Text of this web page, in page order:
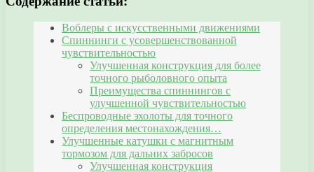
Воблеры с искусственными движениями
Спиннинги с усовершенствованной
чувствительностью
Улучшенная конструкция для более
точного рыболовного опыта
Преимущества спиннингов с
улучшенной чувствительностью
Беспроводные эхолоты для точного
определения местонахождения…
Улучшенные катушки с магнитным
тормозом для дальних забросов
Улучшенная конструкция